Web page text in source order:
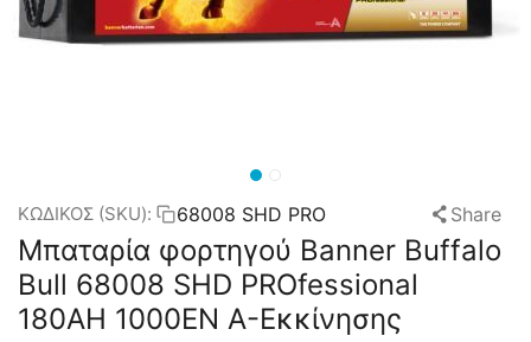
ΚΩΔΙΚΟΣ (SKU): 68008 SHD PRO Share
Μπαταρία φορτηγού Banner Buffalo
Bull 68008 SHD PROfessional
180AH 1000EN Α-Εκκίνησης